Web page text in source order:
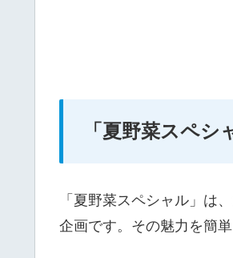
「夏野菜スペ
「夏野菜スペシャル」は
企画です。その魅力を簡